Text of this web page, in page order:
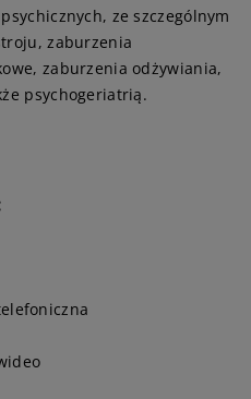
ze szczególnym
zaburzenia
zaburzenia odżywiania,
psychogeriatrią.